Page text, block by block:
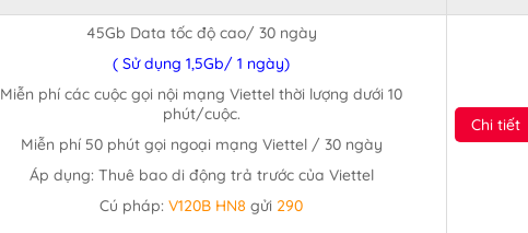
45Gb Data tốc độ cao/ 30 ngày
( Sử dụng 1,5Gb/ 1 ngày)
Miễn phí các cuộc gọi nội mạng Viettel thời lượng dưới 10
phút/cuộc.
Miễn phí 50 phút gọi ngoại mạng Viettel / 30 ngày
Áp dụng: Thuê bao di động trả trước của Viettel
Cú pháp: V120B HN8 gửi 290
Chi tiết